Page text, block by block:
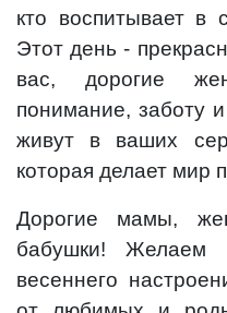
кто воспитывает в
Этот день -
вас, дорогие
понимание, заботу
живут в ваших
которая делает мир
Дорогие мамы,
бабушки!
весеннего